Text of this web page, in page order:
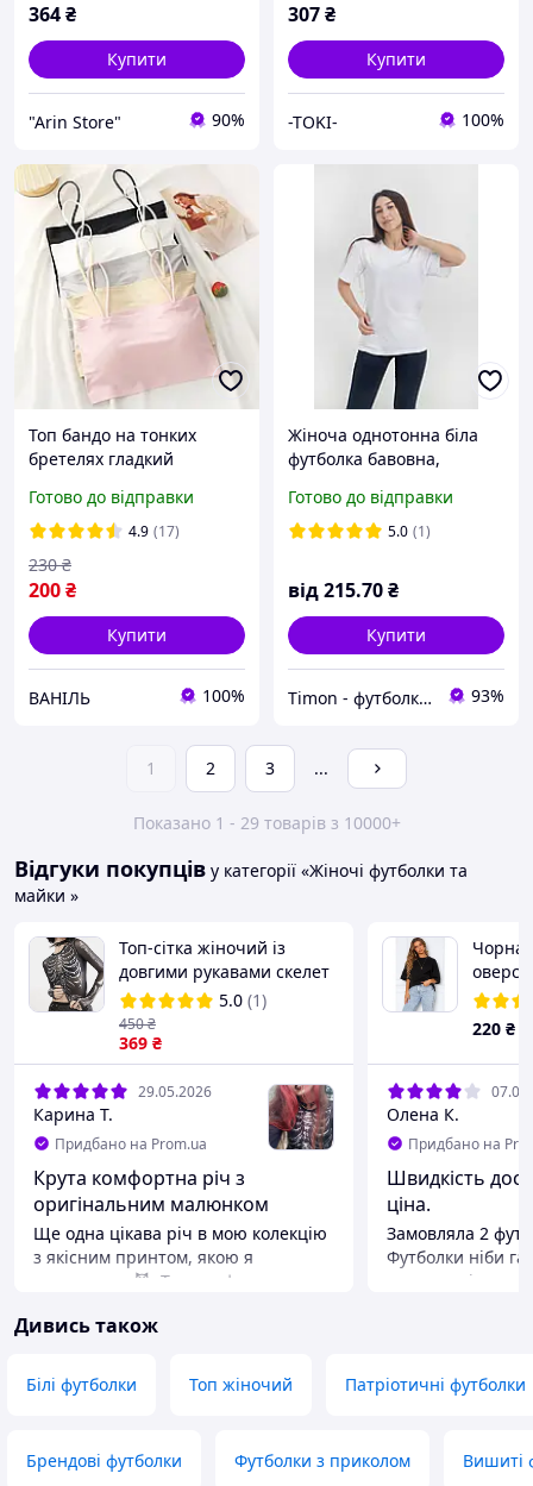
364₴
Купити
"Arin Store" 90%
307₴
Купити
-TOKI- 100%
Топ бандо на тонких
бретелях гладкий
Готово до відправки
4.9 (17)
200₴
230 ₴
Купити
ВАНІЛЬ 100%
Жіноча однотонна біла
футболка бавовна,
крою білого кольору
щільність 160г S M L XL
Готово до відправки
5.0 (1)
від215.70₴
Купити
Timon - футболки дитячі тя дорослі однотонні 93%
1 2 3 ...
Показано 1 - 29 товарів з 10000+
Відгуки покупців у категорії «Жіночі футболки та
майки »
Топ-сітка жіночий із
довгими рукавами скелет
чорний
5.0 (1)
369 ₴
450₴
29.05.2026
Карина Т.
Придбано на Prom.ua
Крута комфортна річ з
оригінальним малюнком
Ще одна цікава річ в мою колекцію
з якісним принтом, якою я
задоволена 😈. Топ комфортно
наживо виглядає так само, як і на
стилізувати та комбінувати з різним
одягом й аксесуарами (чокерами та
– Геловін 🎃. Особисто мені
Чорна
220 ₴
Олена К.
Придбано на
Швидкість
ціна.
Замовляла 2
Футболки ніби
прання, під час
довго на складі
масло з машини
малюнок на
Дивись також
Білі футболки Топ жіночий Патріотичні футболки
Брендові футболки Футболки з приколом Вишиті